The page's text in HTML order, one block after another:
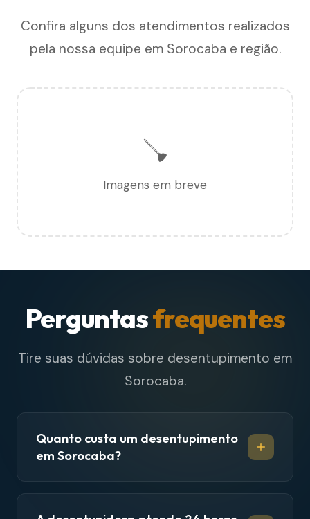
Confira alguns dos atendimentos realizados
pela nossa equipe em Sorocaba e região.
🪠
Imagens em breve
Perguntasfrequentes
Tire suas dúvidas sobre desentupimento em
Sorocaba.
Quanto custa um desentupimento
em Sorocaba?